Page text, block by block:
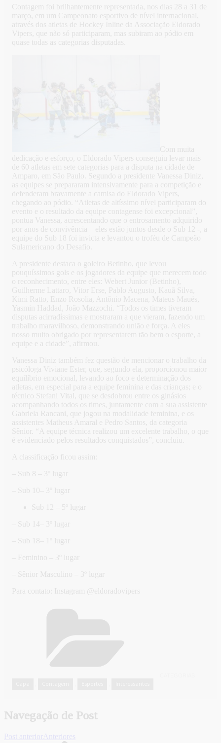
Contagem foi brilhantemente representada, nos dias 28 a 31 de
março, em um Campeonato esportivo de nível internacional,
através dos atletas de Hockey Inline da Associação Eldorado
Vipers, que não só participaram, mas subiram ao pódio em
quase todas as categorias disputadas.
Com muita
dedicação e esforço, o Eldorado Vipers conseguiu levar mais
de 60 atletas em sete categorias para a disputa na cidade de
Amparo, em São Paulo. Segundo a presidente Vanessa Diniz,
as equipes se prepararam intensivamente para a competição e
defenderam bravamente a camisa do Eldorado Vipers,
chegando ao pódio. “Atletas de altíssimo nível participaram do
evento e o resultado da equipe contagense foi excepcional”,
pontua Vanessa, acrescentando que o entrosamento adquirido
por anos de convivência – eles estão juntos desde o Sub 12 -, a
equipe do Sub 18 foi invicta e levantou o troféu de Campeão
Sulamericano do Desafio.
A presidente destaca o goleiro Betinho, que levou
pouquíssimos gols e os jogadores da equipe que merecem todo
o reconhecimento, entre eles: Webert Junior (Betinho),
Guilherme Lattaro, Vitor Erse, Pablo Augusto, Kauã Silva,
Kimi Ratto, Enzo Rosolia, Antônio Macena, Mateus Maués,
Yasmin Haddad, João Mazzochi. “Todos os times tiveram
disputas acirradíssimas e mostraram a que vieram, fazendo um
trabalho maravilhoso, demonstrando união e força. A eles
nosso muito obrigado por representarem tão bem o esporte, a
equipe e a cidade”, afirmou.
Vanessa Diniz também fez questão de mencionar o trabalho da
psicóloga Viviane Ester, que, segundo ela, proporcionou maior
equilíbrio emocional, levando ao foco e determinação dos
atletas, em especial para a equipe feminina e das crianças; e o
técnico Stefani Vital, que se desdobrou entre os ginásios
acompanhando todos os times, juntamente com a sua assistente
Gabriela Rancani, que jogou na modalidade feminina, e os
assistentes Matheus Amaral e Pedro Santos, da categoria
Sênior. “A equipe técnica realizou um excelente trabalho, o que
é evidenciado pelos resultados conquistados”, concluiu.
A classificação ficou assim:
– Sub 8 – 3º lugar
– Sub 10– 3º lugar
Sub 12 – 5º lugar
– Sub 14– 3º lugar
– Sub 18– 1º lugar
– Feminino – 3º lugar
– Sênior Masculino – 3º lugar
Para contato: Instagram @eldoradovipers
Navegação de Post
Post anterior Anteriores